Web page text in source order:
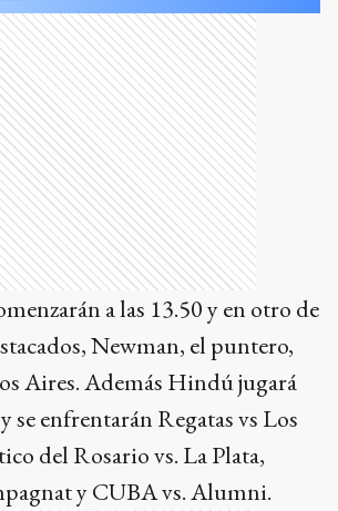
a las 13.50 y en otro de
Newman, el puntero,
Aires. Además Hindú jugará
se enfrentarán Regatas vs Los
del Rosario vs. La Plata,
y CUBA vs. Alumni.